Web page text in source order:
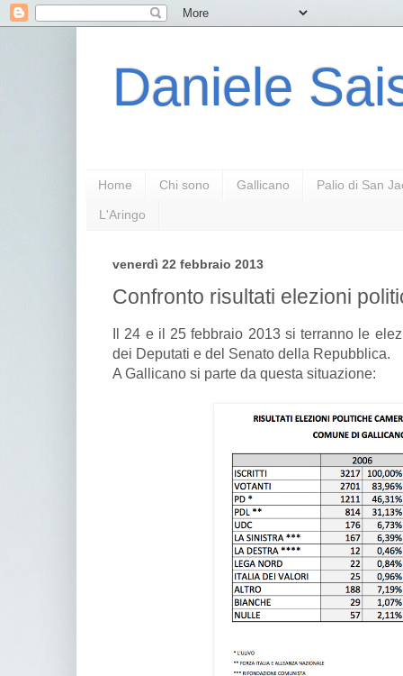
Daniele
Home Chi sono Gallicano Palio di San
L'Aringo
venerdì 22 febbraio 2013
Confronto risultati elezioni
Il 24 e il 25 febbraio 2013 si terranno le
dei Deputati e del Senato della Repubblica.
A Gallicano si parte da questa situazione: